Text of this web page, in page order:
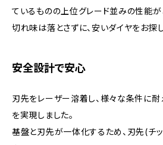
ているものの上位グレード並みの性能が
切れ味は落とさずに、安いダイヤをお探
安全設計で安心
刃先をレーザー溶着し、様々な条件に
を実現しました。
基盤と刃先が一体化するため、刃先(チ